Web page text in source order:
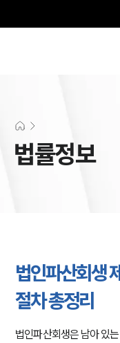
법률정보
법인파산회생
절차 총정리
법인파산회생은 남아 있